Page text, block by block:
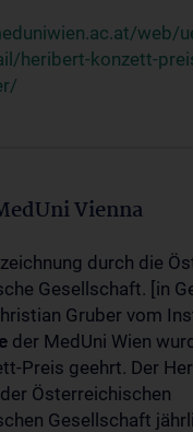
web/
heribert-konzett-
Vienna
durch die
Gesellschaft. [in
Gruber vom
der MedUni Wien
Preis geehrt. Der
Österreichischen
Gesellschaft